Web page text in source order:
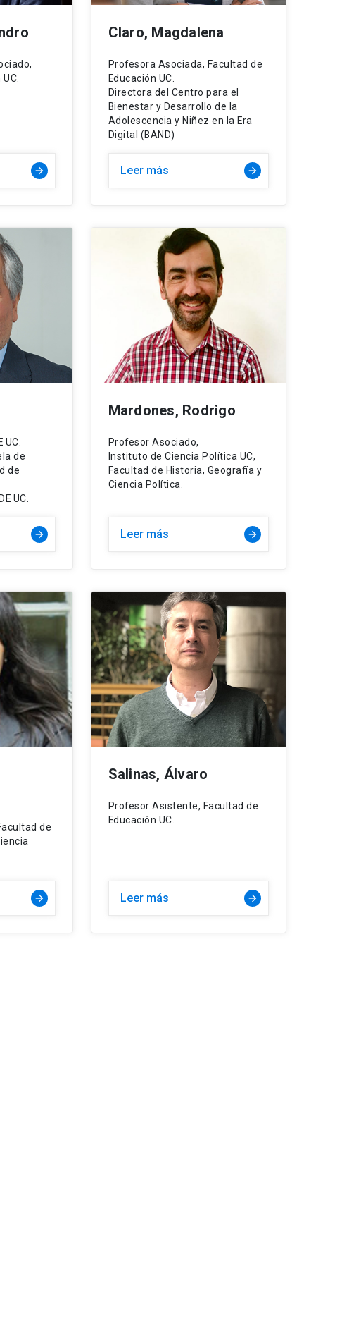
Claro, Magdalena
Profesora Asociada, Facultad de
Educación UC.
Directora del Centro para el
Bienestar y Desarrollo de la
Adolescencia y Niñez en la Era
Digital (BAND)
Leer más
de
de
UC.
Mardones, Rodrigo
Profesor Asociado,
Instituto de Ciencia Política UC,
Facultad de Historia, Geografía y
Ciencia Política.
Leer más
de
Salinas, Álvaro
Profesor Asistente, Facultad de
Educación UC.
Leer más